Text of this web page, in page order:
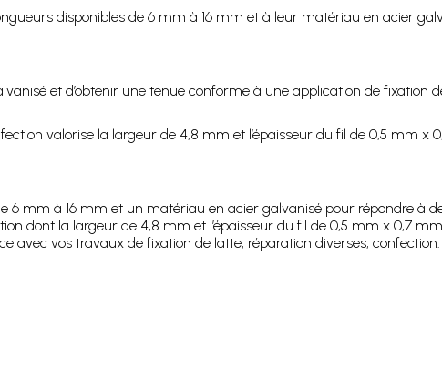
disponibles de 6 mm à 16 mm et à leur matériau en acier
et d’obtenir une tenue conforme à une application de fixation
valorise la largeur de 4,8 mm et l’épaisseur du fil de 0,5 mm x
6 mm à 16 mm et un matériau en acier galvanisé pour répondre à
dont la largeur de 4,8 mm et l’épaisseur du fil de 0,5 mm x 0,7
avec vos travaux de fixation de latte, réparation diverses, confection.